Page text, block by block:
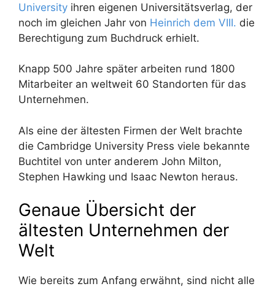
University ihren eigenen Universitätsverlag, der
noch im gleichen Jahr von Heinrich dem VIII. die
Berechtigung zum Buchdruck erhielt.
Knapp 500 Jahre später arbeiten rund 1800
Mitarbeiter an weltweit 60 Standorten für das
Unternehmen.
Als eine der ältesten Firmen der Welt brachte
die Cambridge University Press viele bekannte
Buchtitel von unter anderem John Milton,
Stephen Hawking und Isaac Newton heraus.
Genaue Übersicht der
ältesten Unternehmen der
Welt
Wie bereits zum Anfang erwähnt, sind nicht alle